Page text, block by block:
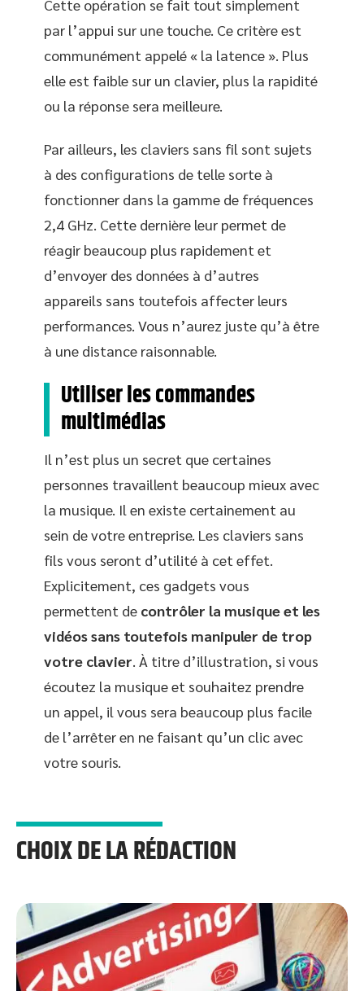
Cette opération se fait tout simplement
par l’appui sur une touche. Ce critère est
communément appelé « la latence ». Plus
elle est faible sur un clavier, plus la rapidité
ou la réponse sera meilleure.
Par ailleurs, les claviers sans fil sont sujets
à des configurations de telle sorte à
fonctionner dans la gamme de fréquences
2,4 GHz. Cette dernière leur permet de
réagir beaucoup plus rapidement et
d’envoyer des données à d’autres
appareils sans toutefois affecter leurs
performances. Vous n’aurez juste qu’à être
à une distance raisonnable.
Utiliser les commandes
multimédias
Il n’est plus un secret que certaines
personnes travaillent beaucoup mieux avec
la musique. Il en existe certainement au
sein de votre entreprise. Les claviers sans
fils vous seront d’utilité à cet effet.
Explicitement, ces gadgets vous
permettent de contrôler la musique et les
vidéossans toutefois manipuler de trop
votre clavier. À titre d’illustration, si vous
écoutez la musique et souhaitez prendre
un appel, il vous sera beaucoup plus facile
de l’arrêter en ne faisant qu’un clic avec
votre souris.
CHOIX DE LA RÉDACTION